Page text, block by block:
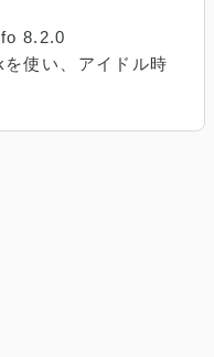
8.2.0
使い、アイドル時